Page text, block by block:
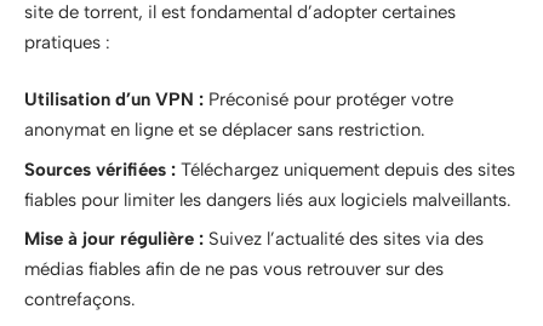
site de torrent, il est fondamental d’adopter certaines
pratiques :
Utilisation d’un VPN : Préconisé pour protéger votre
anonymat en ligne et se déplacer sans restriction.
Sources vérifiées : Téléchargez uniquement depuis des sites
fiables pour limiter les dangers liés aux logiciels malveillants.
Mise à jour régulière : Suivez l’actualité des sites via des
médias fiables afin de ne pas vous retrouver sur des
contrefaçons.